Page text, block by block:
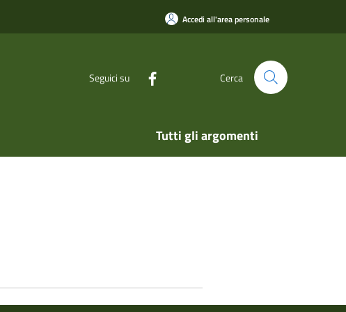
Accedi all'area personale
Seguici su Cerca
Tutti gli argomenti